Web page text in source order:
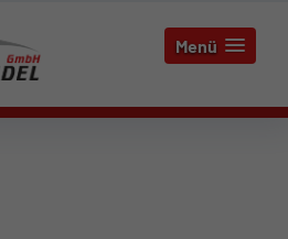
Menü